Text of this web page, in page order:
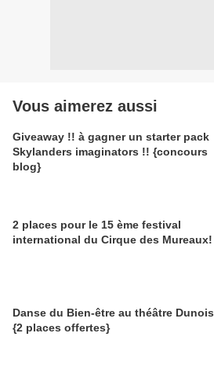
Vous aimerez aussi
Giveaway !! à gagner un starter pack
Skylanders imaginators !! {concours
blog}
2 places pour le 15 ème festival
international du Cirque des Mureaux!
Danse du Bien-être au théâtre Dunois
{2 places offertes}